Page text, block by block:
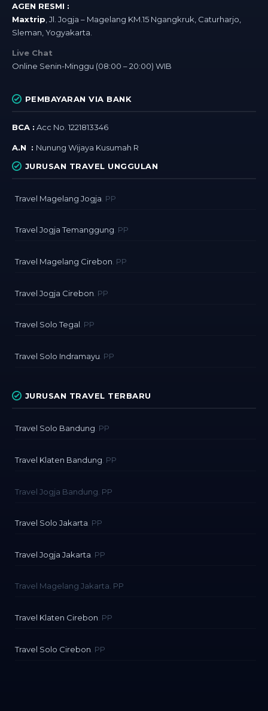
AGEN RESMI :
Maxtrip , Jl. Jogja – Magelang KM.15 Ngangkruk, Caturharjo,
Sleman, Yogyakarta.
Live Chat
Online Senin-Minggu (08:00 – 20:00) WIB
PEMBAYARAN VIA BANK
BCA : Acc No. 1221813346
A.N : Nunung Wijaya Kusumah R
JURUSAN TRAVEL UNGGULAN
Travel Magelang Jogja . PP
Travel Jogja Temanggung. PP
Travel Magelang Cirebon . PP
Travel Jogja Cirebon . PP
Travel Solo Tegal. PP
Travel Solo Indramayu . PP
JURUSAN TRAVEL TERBARU
Travel Solo Bandung. PP
Travel Klaten Bandung . PP
Travel Jogja Bandung. PP
Travel Solo Jakarta . PP
Travel Jogja Jakarta . PP
Travel Magelang Jakarta. PP
Travel Klaten Cirebon . PP
Travel Solo Cirebon . PP